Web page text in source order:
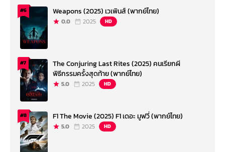
#6 Weapons (2025) เวเพินส์ (พากย์ไทย)
0.0 2025 HD
#7
The Conjuring Last Rites (2025) คนเรียกผี
พิธีกรรมครั้งสุดท้าย (พากย์ไทย)
5.0 2025 HD
#8 F1 The Movie (2025) F1 เดอะ มูฟวี่ (พากย์ไทย)
5.0 2025 HD